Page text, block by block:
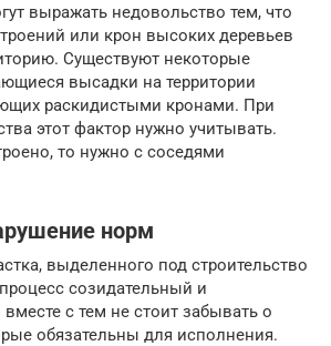
выражать недовольство тем, что
или крон высоких деревьев
Существуют некоторые
высадки на территории
раскидистыми кронами. При
этот фактор нужно учитывать.
то нужно с соседями
норм
выделенного под строительство
созидательный и
с тем не стоит забывать о
обязательны для исполнения.